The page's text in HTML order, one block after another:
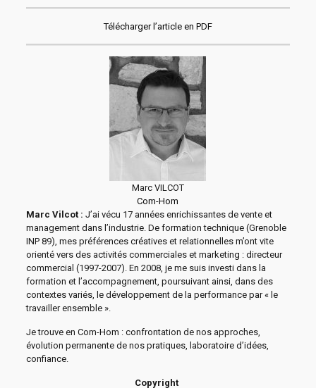
Télécharger l’article en PDF
Marc VILCOT
Com-Hom
Marc Vilcot : J’ai vécu 17 années enrichissantes de vente et
management dans l’industrie. De formation technique (Grenoble
INP 89), mes préférences créatives et relationnelles m’ont vite
orienté vers des activités commerciales et marketing : directeur
commercial (1997-2007). En 2008, je me suis investi dans la
formation et l’accompagnement, poursuivant ainsi, dans des
contextes variés, le développement de la performance par « le
travailler ensemble ».
Je trouve en Com-Hom : confrontation de nos approches,
évolution permanente de nos pratiques, laboratoire d’idées,
confiance.
Copyright